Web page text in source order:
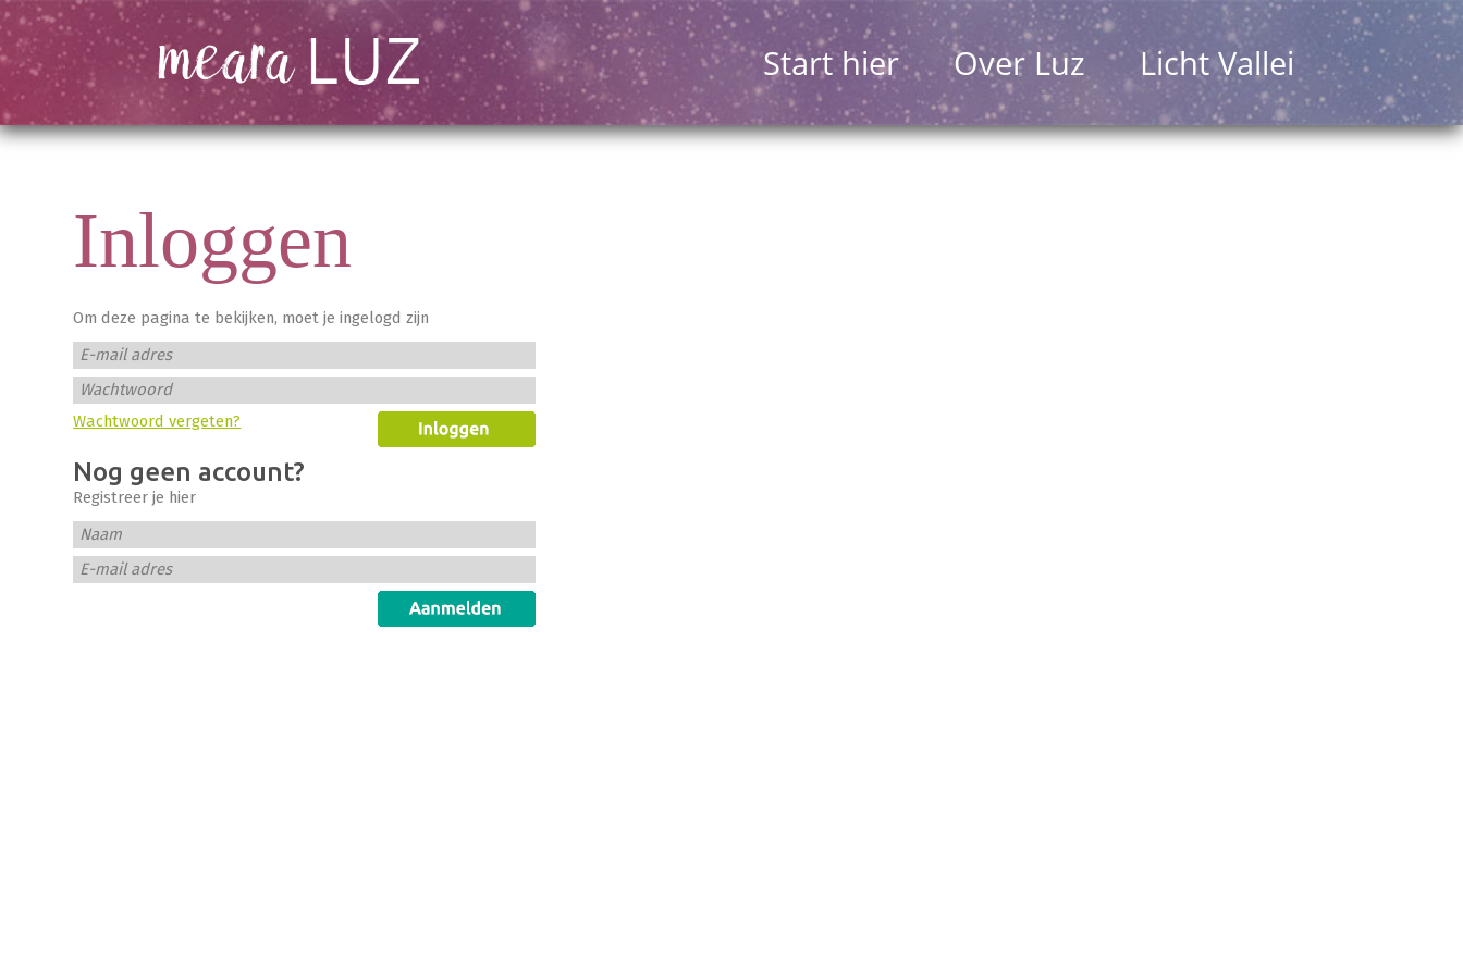
Start hier Over Luz Licht Vallei
Inloggen
Om deze pagina te bekijken, moet je ingelogd zijn
E-mail adres
Wachtwoord
Wachtwoord vergeten?
Nog geen account?
Registreer je hier
Naam
E-mail adres